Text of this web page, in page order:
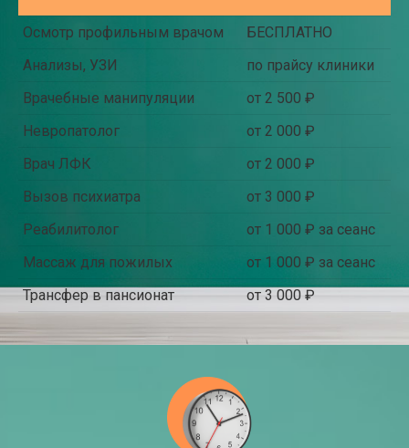
Осмотр профильным врачом
БЕСПЛАТНО
Анализы, УЗИ
по прайсу клиники
Врачебные манипуляции
от 2 500 ₽
Невропатолог
от 2 000 ₽
Врач ЛФК
от 2 000 ₽
Вызов психиатра
от 3 000 ₽
Реабилитолог
от 1 000 ₽ за сеанс
Массаж для пожилых
от 1 000 ₽ за сеанс
Трансфер в пансионат
от 3 000 ₽